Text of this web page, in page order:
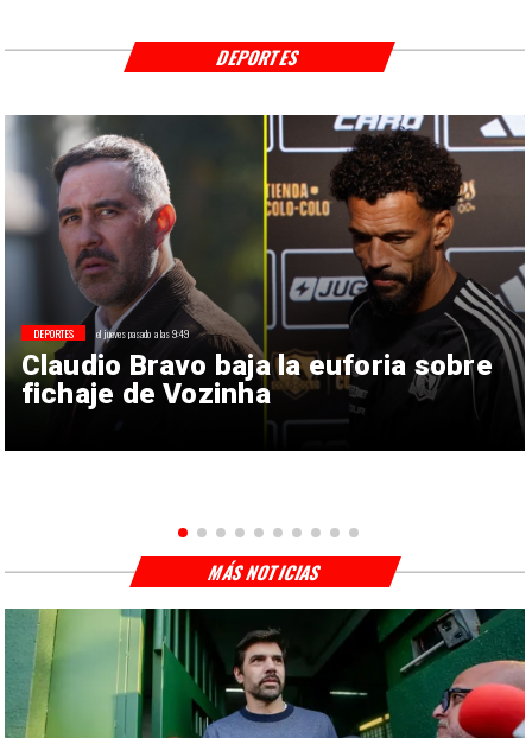
Claudio Bravo baja la euforia sobre
fichaje de Vozinha
DEPORTES el jueves pasado a las 9:49
DEPORTES
MÁS NOTICIAS